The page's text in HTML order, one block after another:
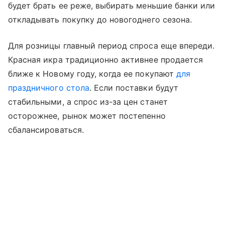
будет брать ее реже, выбирать меньшие банки или
откладывать покупку до новогоднего сезона.
Для розницы главный период спроса еще впереди.
Красная икра традиционно активнее продается
ближе к Новому году, когда ее покупают для
праздничного стола. Если поставки будут
стабильными, а спрос из-за цен станет
осторожнее, рынок может постепенно
сбалансироваться.